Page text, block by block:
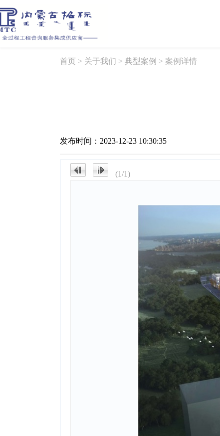
首页 > 关于我们 > 典型案例 > 案例详情
发布时间：2023-12-23 10:30:35
(1/1)